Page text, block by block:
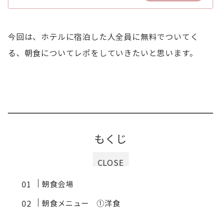
今回は、ホテルに宿泊した人全員に無料でついてく
る、朝食についてレポをしていきたいと思います。
CLOSE
もくじ
朝食会場
朝食メニュー ①洋食